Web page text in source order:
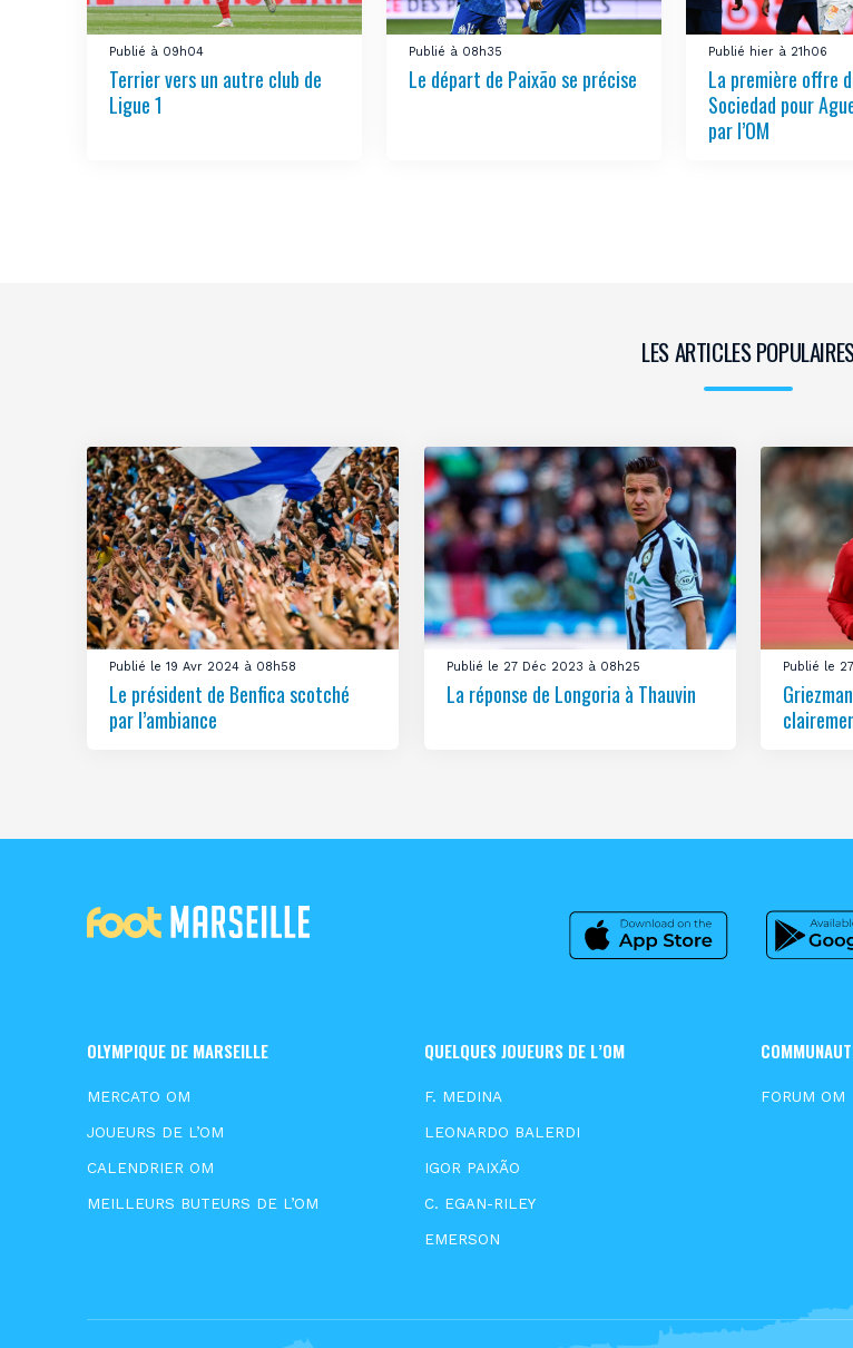
Publié à 09h04
Terrier vers un autre club de
Ligue 1
Publié à 08h35
Le départ de Paixão se précise
Publié hier à 21h06
La première offre
Sociedad pour
par l’OM
LES ARTICLES
Publié le 19 Avr 2024 à 08h58
Le président de Benfica scotché
par l’ambiance
Publié le 27 Déc 2023 à 08h25
La réponse de Longoria à Thauvin
Publié le
OLYMPIQUE DE MARSEILLE
MERCATO OM
JOUEURS DE L’OM
CALENDRIER OM
MEILLEURS BUTEURS DE L’OM
QUELQUES JOUEURS DE L’OM
F. MEDINA
LEONARDO BALERDI
IGOR PAIXÃO
C. EGAN-RILEY
EMERSON
FORUM OM